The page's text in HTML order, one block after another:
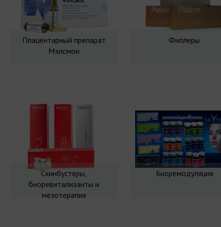
Плацентарный препарат
Мэлсмон
Филлеры
Скинбустеры,
биоревитализанты и
мезотерапия
Биоремодуляция